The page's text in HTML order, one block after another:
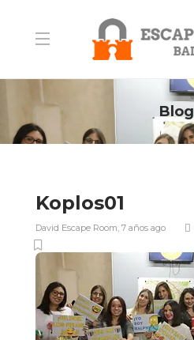
Blog
Koplos01
David Escape Room, 7 años ago